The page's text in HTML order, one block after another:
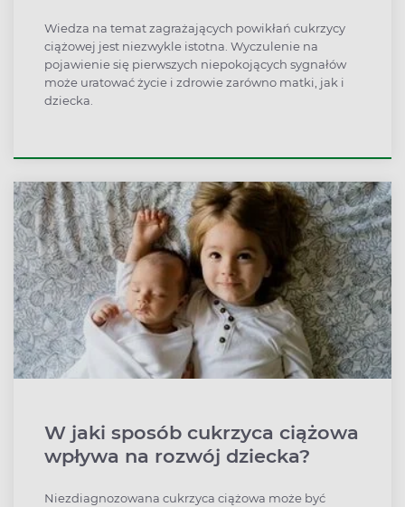
Wiedza na temat zagrażających powikłań cukrzycy
ciążowej jest niezwykle istotna. Wyczulenie na
pojawienie się pierwszych niepokojących sygnałów
może uratować życie i zdrowie zarówno matki, jak i
dziecka.
W jaki sposób cukrzyca ciążowa
wpływa na rozwój dziecka?
Niezdiagnozowana cukrzyca ciążowa może być